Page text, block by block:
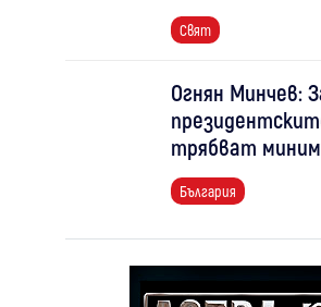
Свят
Огнян Минчев:
трябват
България